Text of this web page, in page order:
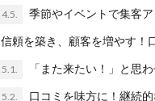
4.5. 季節やイベントで集客
信頼を築き、顧客を増やす！
5.1. 「また来たい！」と思
5.2. 口コミを味方に！継続的